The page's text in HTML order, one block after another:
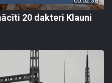
20 dakteri Klauni